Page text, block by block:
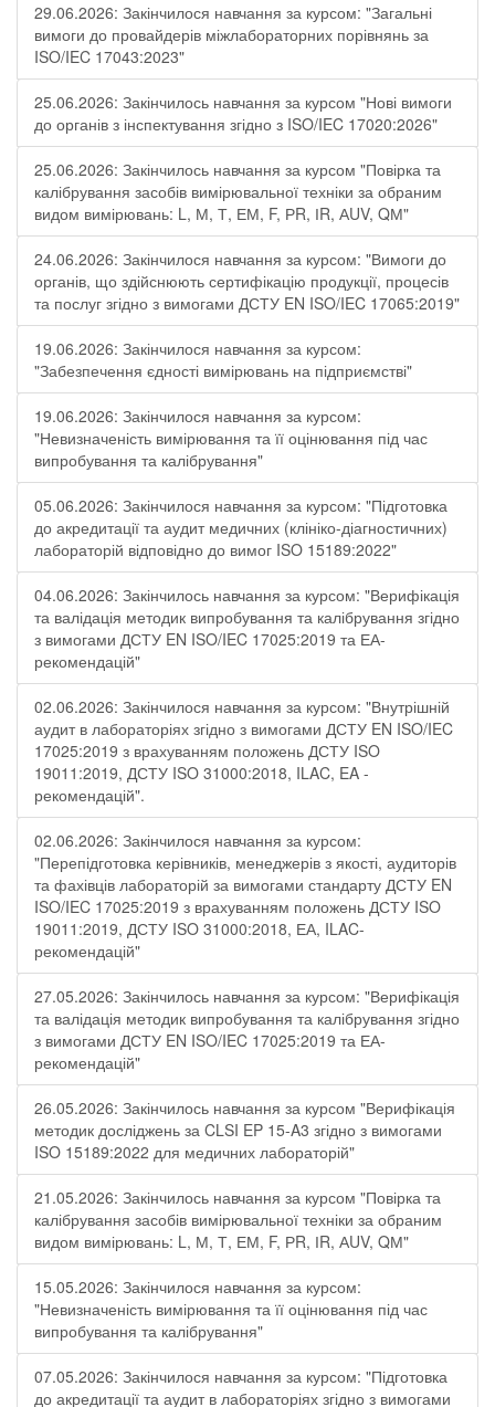
29.06.2026: Закінчилося навчання за курсом: "Загальні
вимоги до провайдерів міжлабораторних порівнянь за
ISO/IEC 17043:2023"
25.06.2026: Закінчилось навчання за курсом "Нові вимоги
до органів з інспектування згідно з ISO/IEC 17020:2026"
25.06.2026: Закінчилось навчання за курсом "Повірка та
калібрування засобів вимірювальної техніки за обраним
видом вимірювань: L, М, Т, ЕМ, F, РR, ІR, АUV, QМ"
24.06.2026: Закінчилося навчання за курсом: "Вимоги до
органів, що здійснюють сертифікацію продукції, процесів
та послуг згідно з вимогами ДСТУ EN ISO/IEC 17065:2019"
19.06.2026: Закінчилося навчання за курсом:
"Забезпечення єдності вимірювань на підприємстві"
19.06.2026: Закінчилося навчання за курсом:
"Невизначеність вимірювання та її оцінювання під час
випробування та калібрування"
05.06.2026: Закінчилося навчання за курсом: "Підготовка
до акредитації та аудит медичних (клініко-діагностичних)
лабораторій відповідно до вимог ISO 15189:2022"
04.06.2026: Закінчилось навчання за курсом: "Верифікація
та валідація методик випробування та калібрування згідно
з вимогами ДСТУ EN ISO/IEC 17025:2019 та ЕА-
рекомендацій"
02.06.2026: Закінчилося навчання за курсом: "Внутрішній
аудит в лабораторіях згідно з вимогами ДСТУ EN ISO/IEC
17025:2019 з врахуванням положень ДСТУ ISO
19011:2019, ДСТУ ISO 31000:2018, ILAC, EA -
рекомендацій".
02.06.2026: Закінчилося навчання за курсом:
"Перепідготовка керівників, менеджерів з якості, аудиторів
та фахівців лабораторій за вимогами стандарту ДСТУ EN
ISO/IEC 17025:2019 з врахуванням положень ДСТУ ISO
19011:2019, ДСТУ ISO 31000:2018, ЕА, ILAC-
рекомендацій"
27.05.2026: Закінчилось навчання за курсом: "Верифікація
та валідація методик випробування та калібрування згідно
з вимогами ДСТУ EN ISO/IEC 17025:2019 та ЕА-
рекомендацій"
26.05.2026: Закінчилось навчання за курсом "Верифікація
методик досліджень за CLSI EP 15-A3 згідно з вимогами
ISO 15189:2022 для медичних лабораторій"
21.05.2026: Закінчилось навчання за курсом "Повірка та
калібрування засобів вимірювальної техніки за обраним
видом вимірювань: L, М, Т, ЕМ, F, РR, ІR, АUV, QМ"
15.05.2026: Закінчилося навчання за курсом:
"Невизначеність вимірювання та її оцінювання під час
випробування та калібрування"
07.05.2026: Закінчилося навчання за курсом: "Підготовка
до акредитації та аудит в лабораторіях згідно з вимогами